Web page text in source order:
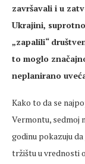
završavali i u
Ukrajini,
„zapalili“
to moglo
neplanirano
Kako to da se
Vermontu, sedmoj
godinu pokazuju
tržištu u vrednosti